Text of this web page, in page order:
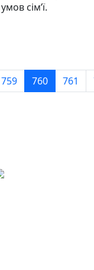
сім’ї.
Сторінка 760 із 779
759 760 761